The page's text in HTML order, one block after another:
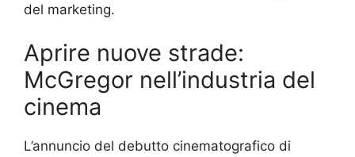
del marketing.
Aprire nuove strade:
McGregor nell’industria del
cinema
L’annuncio del debutto cinematografico di